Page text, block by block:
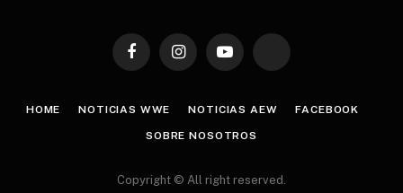
FacebookInstagramYouTube TikTok
HOME NOTICIAS WWE NOTICIAS AEW FACEBOOK
SOBRE NOSOTROS
Copyright © All right reserved.